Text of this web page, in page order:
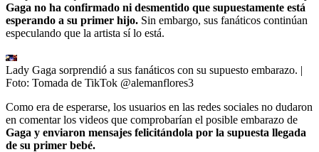
Gaga no ha confirmado ni desmentido que supuestamente está
esperando a su primer hijo. Sin embargo, sus fanáticos continúan
especulando que la artista sí lo está.
Lady Gaga sorprendió a sus fanáticos con su supuesto embarazo. |
Foto: Tomada de TikTok @alemanflores3
Como era de esperarse, los usuarios en las redes sociales no dudaron
en comentar los videos que comprobarían el posible embarazo de
Gaga y enviaron mensajes felicitándola por la supuesta llegada
de su primer bebé.